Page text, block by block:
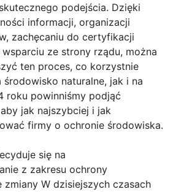
podejścia. Dzięki
informacji, organizacji
zachęcaniu do certyfikacji
ze strony rządu, można
ten proces, co korzystnie
środowisko naturalne, jak i na
roku powinniśmy podjąć
jak najszybciej i jak
firmy o ochronie środowiska.
się na
z zakresu ochrony
W dzisiejszych czasach